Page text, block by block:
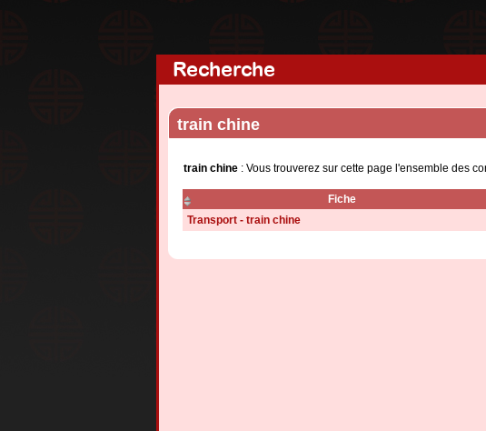
Recherche
train chine
train chine : Vous trouverez sur cette page l'ensemble des
Fiche
Transport - train chine